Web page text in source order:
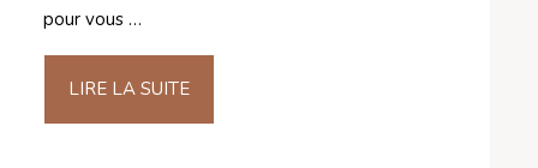
pour vous …
LIRE LA SUITE